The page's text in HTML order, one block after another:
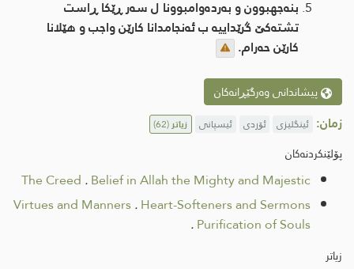
بنه‌جهبوون و به‌رده‌وامبوونا ل سه‌ر ڕێكا ڕاست
تشته‌كێ گرێداییه‌ ب ئه‌نجامدانا كارێن واجب و هێلانا
كارێن حه‌رام.
پیشاندانی وەرگێڕانەکان
زمان: ئینگلیزی ئۆردی ئیسپانی زیاتر(62)
پۆلێنکردنەکان
The Creed .Belief in Allah the Mighty and Majestic
Virtues and Manners.Heart-Softeners and Sermons
.Purification of Souls
زیاتر